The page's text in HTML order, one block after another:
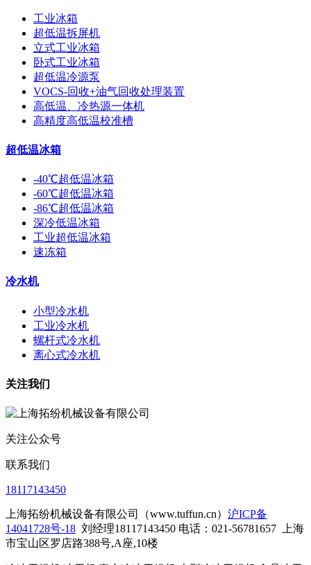
工业冰箱
超低温拆屏机
立式工业冰箱
卧式工业冰箱
超低温冷源泵
VOCS-回收+油气回收处理装置
高低温、冷热源一体机
高精度高低温校准槽
超低温冰箱
-40℃超低温冰箱
-60℃超低温冰箱
-86℃超低温冰箱
深冷低温冰箱
工业超低温冰箱
速冻箱
冷水机
小型冷水机
工业冷水机
螺杆式冷水机
离心式冷水机
关注我们
关注公众号
联系我们
18117143450
上海拓纷机械设备有限公司（www.tuffun.cn） 沪ICP备
14041728号-18 刘经理18117143450 电话：021-56781657
上海
市宝山区罗店路388号,A座,10楼